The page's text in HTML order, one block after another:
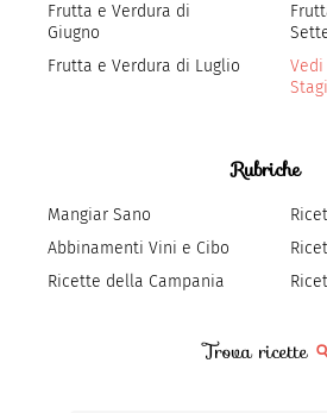
Frutta e Verdura di
Giugno
Frutta e Verdura di Luglio
Rubriche
Mangiar Sano
Abbinamenti Vini e Cibo
Ricette della Campania
Trova ricette